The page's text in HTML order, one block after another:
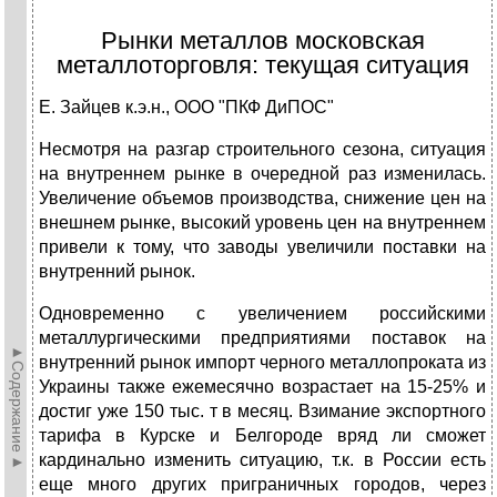
►Содержание►
Рынки металлов московская
металлоторговля: текущая ситуация
Е. Зайцев к.э.н., ООО "ПКФ ДиПОС"
Несмотря на разгар строительного сезона, ситуация
на внутреннем рынке в очередной раз изменилась.
Увеличение объемов производства, снижение цен на
внешнем рынке, высокий уровень цен на внутреннем
привели к тому, что заводы увеличили поставки на
внутренний рынок.
Одновременно с увеличением российскими
металлургическими предприятиями поставок на
внутренний рынок импорт черного металлопроката из
Украины также ежемесячно возрастает на 15-25% и
достиг уже 150 тыс. т в месяц. Взимание экспортного
тарифа в Курске и Белгороде вряд ли сможет
кардинально изменить ситуацию, т.к. в России есть
еще много других приграничных городов, через